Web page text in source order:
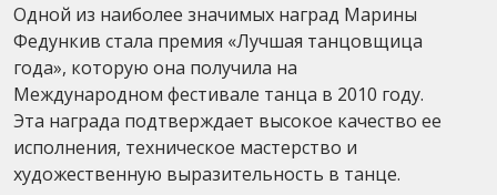
Одной из наиболее значимых наград Марины
Федункив стала премия «Лучшая танцовщица
года», которую она получила на
Международном фестивале танца в 2010 году.
Эта награда подтверждает высокое качество ее
исполнения, техническое мастерство и
художественную выразительность в танце.